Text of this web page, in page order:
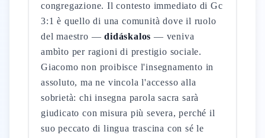
congregazione. Il contesto immediato di Gc
3:1 è quello di una comunità dove il ruolo
del maestro —didáskalos — veniva
ambìto per ragioni di prestigio sociale.
Giacomo non proibisce l'insegnamento in
assoluto, ma ne vincola l'accesso alla
sobrietà: chi insegna parola sacra sarà
giudicato con misura più severa, perché il
suo peccato di lingua trascina con sé le